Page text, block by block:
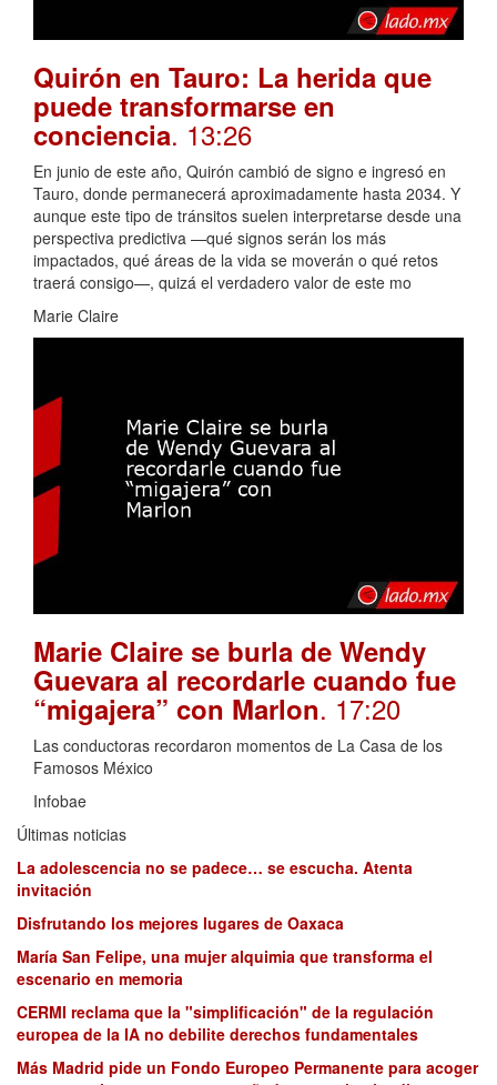
Quirón en Tauro: La herida que
puede transformarse en
conciencia. 13:26
En junio de este año, Quirón cambió de signo e ingresó en
Tauro, donde permanecerá aproximadamente hasta 2034. Y
aunque este tipo de tránsitos suelen interpretarse desde una
perspectiva predictiva —qué signos serán los más
impactados, qué áreas de la vida se moverán o qué retos
traerá consigo—, quizá el verdadero valor de este mo
Marie Claire
Marie Claire se burla de Wendy
Guevara al recordarle cuando fue
“migajera” con Marlon. 17:20
Las conductoras recordaron momentos de La Casa de los
Famosos México
Infobae
Últimas noticias
La adolescencia no se padece… se escucha. Atenta
invitación
Disfrutando los mejores lugares de Oaxaca
María San Felipe, una mujer alquimia que transforma el
escenario en memoria
CERMI reclama que la "simplificación" de la regulación
europea de la IA no debilite derechos fundamentales
Más Madrid pide un Fondo Europeo Permanente para acoger